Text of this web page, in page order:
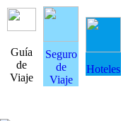
Guía
de
Viaje
Seguro
de
Viaje
Hoteles